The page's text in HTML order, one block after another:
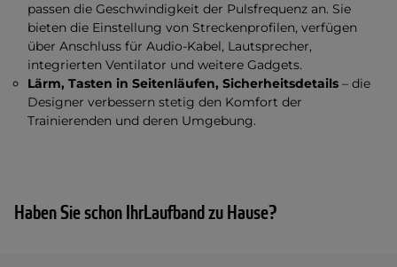
passen die Geschwindigkeit der Pulsfrequenz an. Sie
bieten die Einstellung von Streckenprofilen, verfügen
über Anschluss für Audio-Kabel, Lautsprecher,
integrierten Ventilator und weitere Gadgets.
Lärm, Tasten in Seitenläufen, Sicherheitsdetails– die
Designer verbessern stetig den Komfort der
Trainierenden und deren Umgebung.
Haben Sie schon IhrLaufband zu Hause?